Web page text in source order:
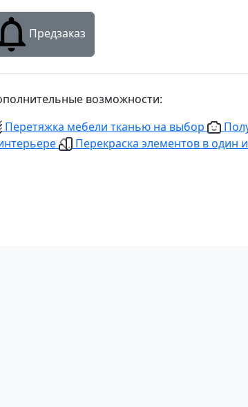
Предзаказ
возможности:
Перетяжка мебели тканью на выбор
Перекраска элементов в один